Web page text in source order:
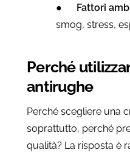
● Fattori
smog, stress,
Perché
antirughe
Perché scegliere una
soprattutto, perché
qualità? La risposta è